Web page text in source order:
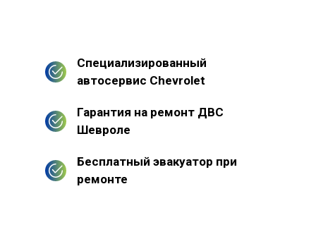
Специализированный
автосервис Chevrolet
Гарантия на ремонт ДВС
Шевроле
Бесплатный эвакуатор при
ремонте